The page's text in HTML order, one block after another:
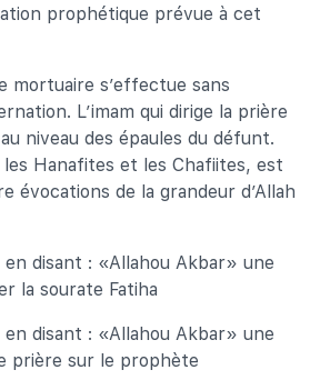
prophétique prévue à cet
mortuaire s’effectue sans
L’imam qui dirige la prière
niveau des épaules du défunt.
Hanafites et les Chafiites, est
évocations de la grandeur d’Allah
en disant : «Allahou Akbar» une
la sourate Fatiha
en disant : «Allahou Akbar» une
prière sur le prophète